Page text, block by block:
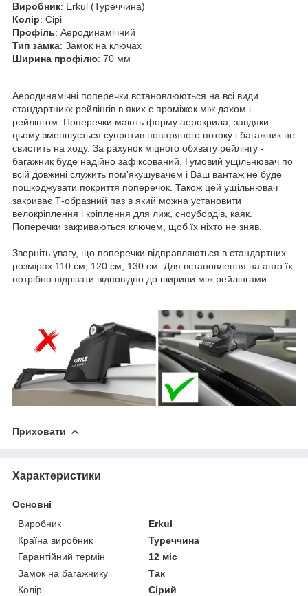
Виробник: Erkul (Туреччина)
Колір: Сірі
Профіль: Аеродинамічний
Тип замка: Замок на ключах
Ширина профілю: 70 мм
Аеродинамічні поперечки встановлюються на всі види
стандартникх рейлінгів в яких є проміжок між дахом і
рейлінгом. Поперечки мають форму аерокрила, завдяки
цьому зменшується супротив повітряного потоку і багажник не
свистить на ходу. За рахунок міцного обхвату рейлінгу -
багажник буде надійно зафіксований. Гумовий ущільнювач по
всій довжині служить пом'якушувачем і Ваш вантаж не буде
пошкоджувати покриття поперечок. Також цей ущільнювач
закриває Т-образний паз в який можна установити
велокріплення і кріплення для лиж, сноубордів, каяк.
Поперечки закриваються ключем, щоб їх ніхто не зняв.
Зверніть увагу, що поперечки відправляються в стандартних
розмірах 110 см, 120 см, 130 см. Для встановлення на авто їх
потрібно підрізати відповідно до ширини між рейлінгами.
Приховати
Характеристики
Основні
Виробник
Erkul
Країна виробник
Туреччина
Гарантійний термін
12 міс
Замок на багажнику
Так
Колір
Сірий